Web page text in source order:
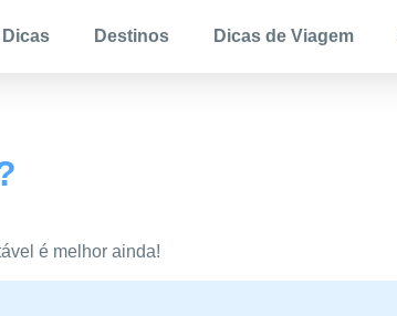
Dicas Destinos Dicas de Viagem
é melhor ainda!